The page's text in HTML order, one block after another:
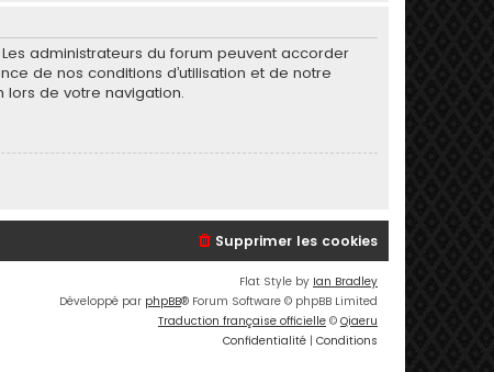
administrateurs du forum peuvent accorder
de nos conditions d’utilisation et de notre
de votre navigation.
Supprimer les cookies
Flat Style by Ian Bradley
Développé par phpBB® Forum Software © phpBB Limited
Traduction française officielle © Qiaeru
Confidentialité | Conditions